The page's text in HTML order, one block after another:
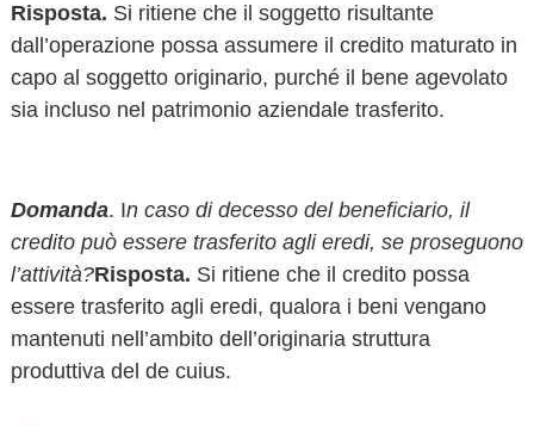
Risposta. Si ritiene che il soggetto risultante
dall’operazione possa assumere il credito maturato in
capo al soggetto originario, purché il bene agevolato
sia incluso nel patrimonio aziendale trasferito.
Domanda. In caso di decesso del beneficiario, il
credito può essere trasferito agli eredi, se proseguono
l’attività?Risposta. Si ritiene che il credito possa
essere trasferito agli eredi, qualora i beni vengano
mantenuti nell’ambito dell’originaria struttura
produttiva del de cuius.